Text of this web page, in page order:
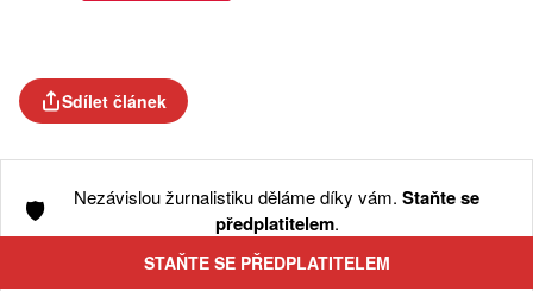
Sdílet článek
🛡️ Nezávislou žurnalistiku děláme díky vám. Staňte se
předplatitelem.
STAŇTE SE PŘEDPLATITELEM